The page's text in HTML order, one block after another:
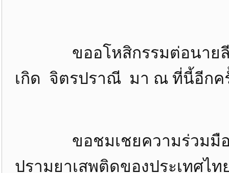
ขออโหสิกรรมต่อนายลี
เกิด จิตรปราณี มา ณ ที่นี้อีกค
ขอชมเชยความร่วมมือข
ปรามยาเสพติดของประเทศไ